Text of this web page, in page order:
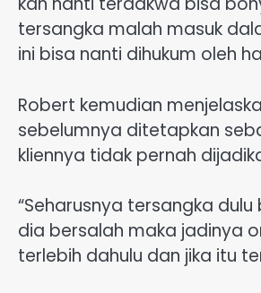
tersangka malah masuk
ini bisa nanti dihukum oleh
Robert kemudian
sebelumnya ditetapkan
kliennya tidak pernah
“Seharusnya tersangka
dia bersalah maka jadinya
terlebih dahulu dan jika itu